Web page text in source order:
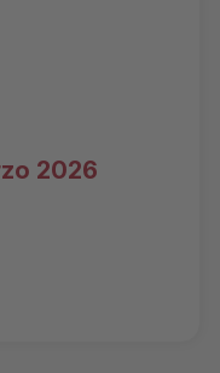
2026